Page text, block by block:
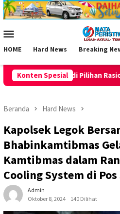
Loncat
ke
Mobile
HOME Hard News Breaking
Konten Spesial
Generasi Muda
Beranda Hard News
Kapolsek Legok
Bhabinkamtibmas
Kamtibmas dalam
Cooling System di
Admin
Oktober 8, 2024
140 Dilihat